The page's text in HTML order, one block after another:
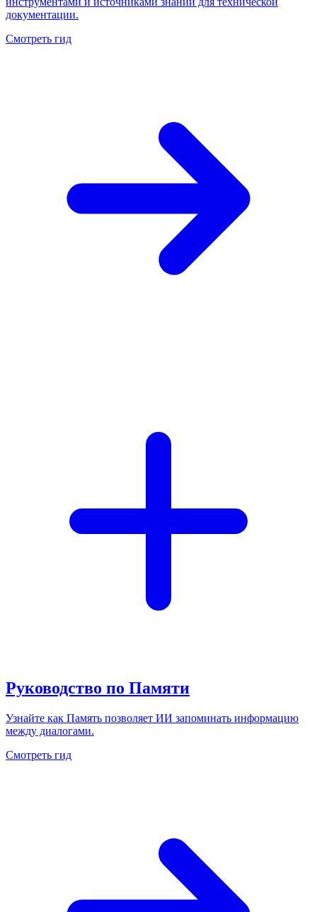
документации.
Смотреть гид
Руководство по Памяти
Узнайте как Память позволяет ИИ запоминать информацию
между диалогами.
Смотреть гид